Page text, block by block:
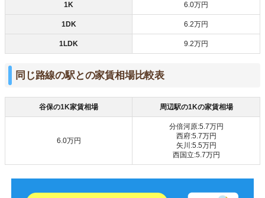
1K 6.0万円
1DK 6.2万円
1LDK 9.2万円
同じ路線の駅との家賃相場比較表
谷保の1K家賃相場 周辺駅の1Kの家賃相場
6.0万円
分倍河原:5.7万円
西府:5.7万円
矢川:5.5万円
西国立:5.7万円